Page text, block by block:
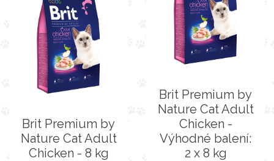
Brit Premium by
Nature Cat Adult
Chicken - 8 kg
Brit Premium by
Nature Cat Adult
Chicken -
Výhodné balení:
2 x 8 kg